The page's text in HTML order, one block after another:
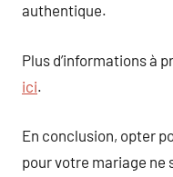
authentique.
Plus d’informations à
ici.
En conclusion, opter
pour votre mariage ne